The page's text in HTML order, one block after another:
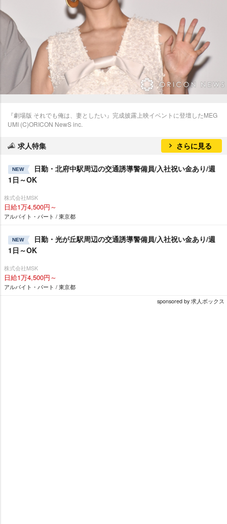
『劇場版 それでも俺は、妻としたい』完成披露上映イベントに登壇したMEG
UMI (C)ORICON NewS inc.
求人特集 さらに見る
NEW
日勤・北府中駅周辺の交通誘導警備員/入社祝い金あり/週
1日～OK
株式会社MSK
日給1万4,500円～
アルバイト・パート / 東京都
NEW
日勤・光が丘駅周辺の交通誘導警備員/入社祝い金あり/週
1日～OK
株式会社MSK
日給1万4,500円～
アルバイト・パート / 東京都
sponsored by 求人ボックス